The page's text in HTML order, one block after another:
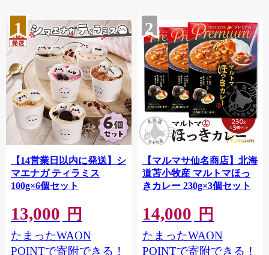
1
【14営業日以内に発送】シ
マエナガ ティラミス
100g×6個セット
13,000 円
たまったWAON
POINTで寄附できる！
2
【マルマサ仙名商店】北海
道苫小牧産 マルトマほっ
きカレー 230g×3個セット
14,000 円
たまったWAON
POINTで寄附できる！